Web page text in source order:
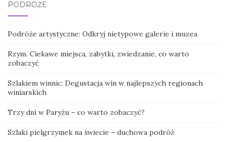
PODRÓŻE
Podróże artystyczne: Odkryj nietypowe galerie i muzea
Rzym. Ciekawe miejsca, zabytki, zwiedzanie, co warto
zobaczyć
Szlakiem winnic: Degustacja win w najlepszych regionach
winiarskich
Trzy dni w Paryżu – co warto zobaczyć?
Szlaki pielgrzymek na świecie – duchowa podróż